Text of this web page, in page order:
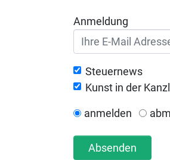
Anmeldung
Steuernews
Kunst in der
anmelden
Absenden